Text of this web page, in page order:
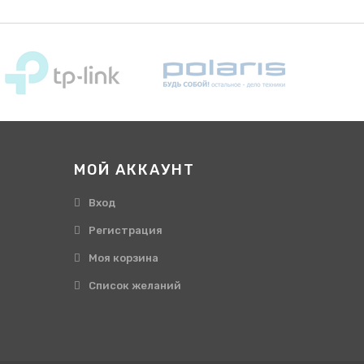
МОЙ АККАУНТ
Вход
Регистрация
Моя корзина
Cписок желаний